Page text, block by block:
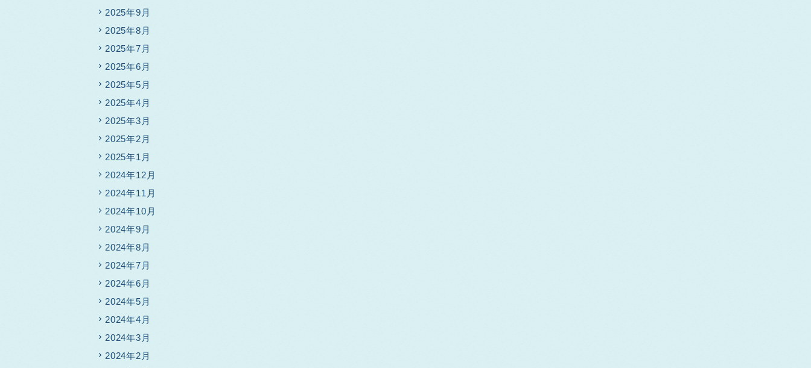
2025年9月
2025年8月
2025年7月
2025年6月
2025年5月
2025年4月
2025年3月
2025年2月
2025年1月
2024年12月
2024年11月
2024年10月
2024年9月
2024年8月
2024年7月
2024年6月
2024年5月
2024年4月
2024年3月
2024年2月